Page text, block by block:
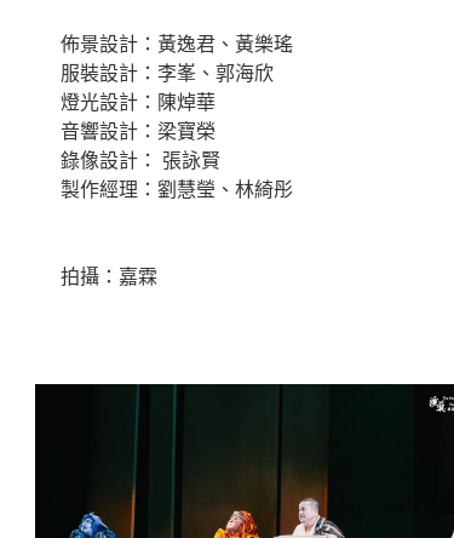
佈景設計：黃逸君、黃樂瑤
服裝設計：李峯、郭海欣
燈光設計：陳焯華
音響設計：梁寶榮
錄像設計： 張詠賢
製作經理：劉慧瑩、林綺彤
拍攝：嘉霖